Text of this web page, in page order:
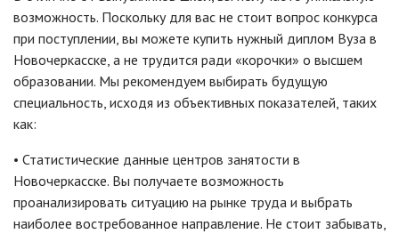
возможность. Поскольку для вас не стоит вопрос конкурса
при поступлении, вы можете купить нужный диплом Вуза в
Новочеркасске, а не трудится ради «корочки» о высшем
образовании. Мы рекомендуем выбирать будущую
специальность, исходя из объективных показателей, таких
как:
• Статистические данные центров занятости в
Новочеркасске. Вы получаете возможность
проанализировать ситуацию на рынке труда и выбрать
наиболее востребованное направление. Не стоит забывать,